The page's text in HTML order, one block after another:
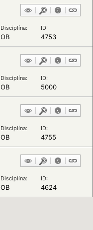
Disciplína: ID:
OB 4753
Disciplína: ID:
OB 5000
Disciplína: ID:
OB 4755
Disciplína: ID:
OB 4624